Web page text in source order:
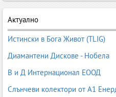
да бъдат ефективни, безопасни
включват универсални
баня и кухня, обезмаслители,
текстил, дезинфектанти,
Основни видове почистващи
1. Универсални почистващи
Актуално
Истински в Бога Живот (TLIG)
Диамантени Дискове - Нобела
В и Д Интернационал ЕООД
Слънчеви колектори от А1